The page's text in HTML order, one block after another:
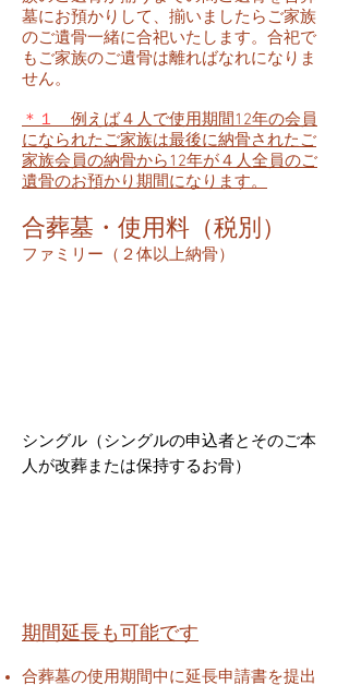
墓にお預かりして、揃いましたらご家族
のご遺骨一緒に合祀いたします。合祀で
もご家族のご遺骨は離ればなれになりま
せん。
＊１
例えば４人で使用期間12年の会員
になられたご家族は最後に納骨されたご
家族会員の納骨から12年が４人全員のご
遺骨のお預かり期間になります。
​合葬墓・使用料（税別）
​ファミリー（２体以上納骨）
シングル（シングルの申込者とそのご本
人が改葬または保持するお骨）
​期間延長も可能です
合葬墓の使用期間中に延長申請書を提出